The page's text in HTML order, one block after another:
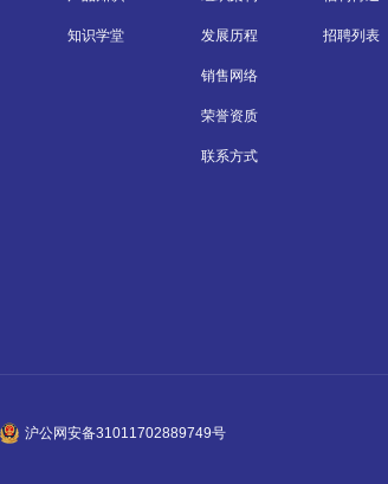
知识学堂 发展历程
销售网络
荣誉资质
联系方式
招聘列表
沪公网安备31011702889749号